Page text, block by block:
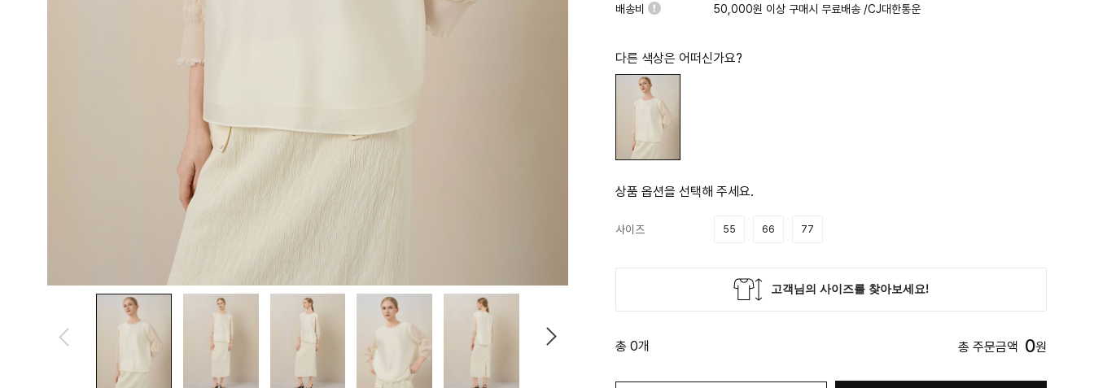
배송비 50,000원 이상 구매시 무료배송 /CJ대한통운
다른 색상은 어떠신가요?
상품 옵션을 선택해 주세요.
사이즈 55 66 77
총 0개 총 주문금액 0원